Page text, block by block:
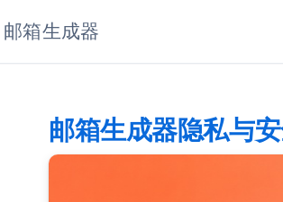
邮箱生成器
邮箱生成器隐私与